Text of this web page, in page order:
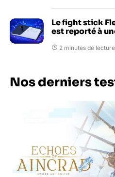
Le fight stick
est reporté à
2 minutes de
Nos derniers